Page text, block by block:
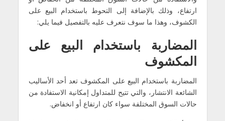
ارتفاع، وذلك بالإضافة إلى التحوط باستخدام البيع على
الكشوف، وهذا ما سوف نتعرف عليه بالتفصيل فيما يلي:
المضاربة باستخدام البيع على
المكشوف
المضاربة باستخدام البيع على المكشوف تعد أحد الأساليب
الشائعة الانتشار، والتي تتيح للمتداول إمكانية الاستفادة من
حالات السوق المختلفة سواء كان ارتفاع أو انخفاض.